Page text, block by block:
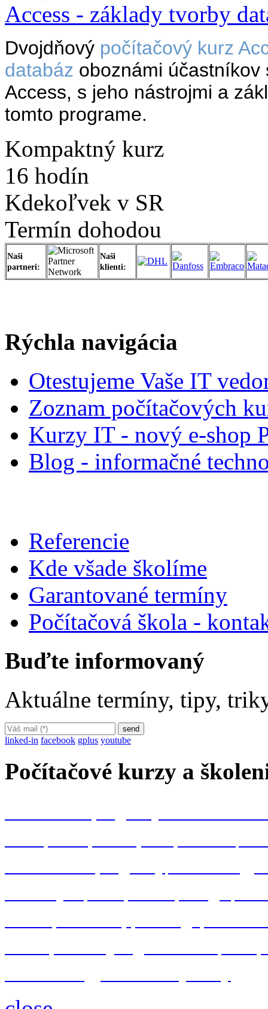
Access - základy tvorby
Dvojdňový počítačový kurz
databáz oboznámi
Access, s jeho nástrojmi a
tomto programe.
Kompaktný kurz
16 hodín
Kdekoľvek v SR
Termín dohodou
Naši
partneri:
Naši
klienti:
Rýchla navigácia
Otestujeme Vaše IT
Zoznam počítačových
Kurzy IT - nový e-shop
Blog - informačné
Referencie
Kde všade školíme
Garantované termíny
Počítačová škola -
Buďte informovaný
Aktuálne termíny, tipy,
linked-in facebook gplus youtube
Počítačové kurzy a